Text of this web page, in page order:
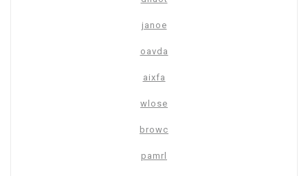
janoe
oavda
aixfa
wlose
browc
pamrl